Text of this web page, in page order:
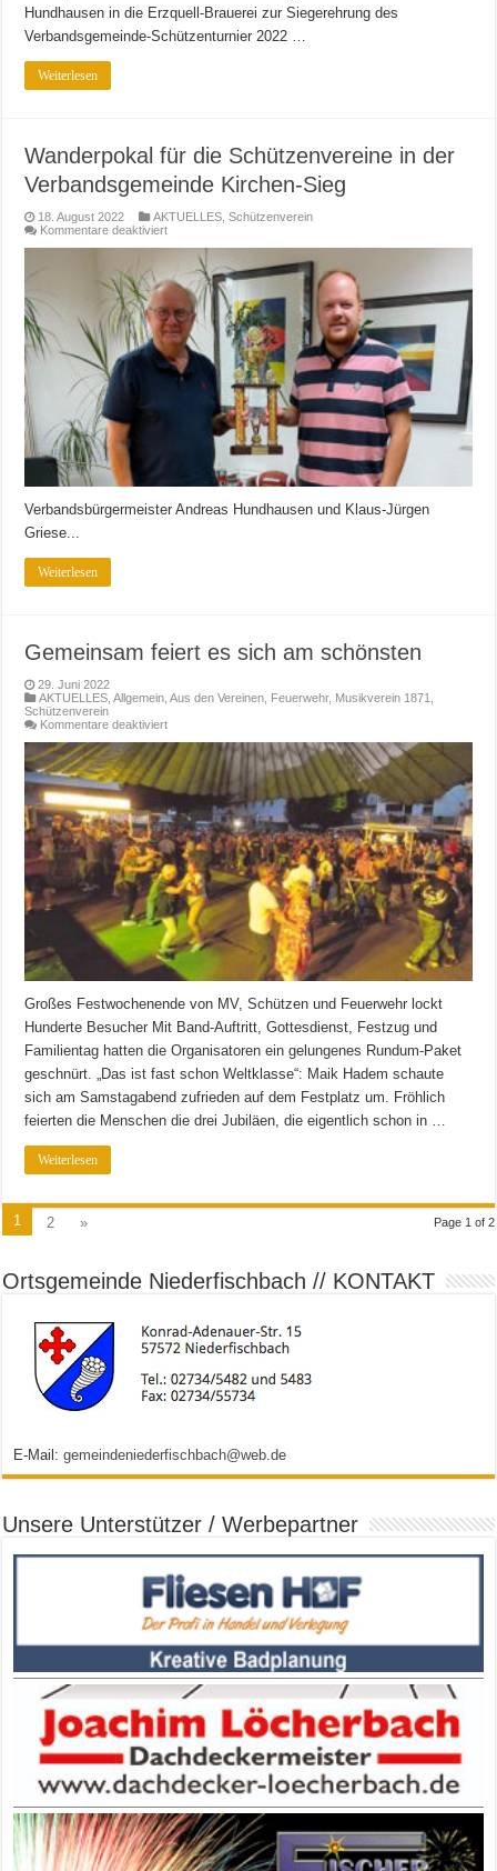
Hundhausen in die Erzquell-Brauerei zur Siegerehrung des
Verbandsgemeinde-Schützenturnier 2022 …
Weiterlesen
Wanderpokal für die Schützenvereine in der
Verbandsgemeinde Kirchen-Sieg
18. August 2022 AKTUELLES ,Schützenverein
Kommentare deaktiviertfür
Schützenvereine
in
der
Verbandsgemeinde
Kirchen-
Sieg
Verbandsbürgermeister Andreas Hundhausen und Klaus-Jürgen
Griese...
Weiterlesen
Gemeinsam feiert es sich am schönsten
29. Juni 2022
AKTUELLES ,Allgemein ,Aus den Vereinen Feuerwehr, Musikverein 1871
Schützenverein
Kommentare deaktiviertfür
feiert
es
am
schönsten
Großes Festwochenende von MV, Schützen und Feuerwehr lockt
Hunderte Besucher Mit Band-Auftritt, Gottesdienst, Festzug und
Familientag hatten die Organisatoren ein gelungenes Rundum-Paket
geschnürt. „Das ist fast schon Weltklasse“: Maik Hadem schaute
sich am Samstagabend zufrieden auf dem Festplatz um. Fröhlich
feierten die Menschen die drei Jubiläen, die eigentlich schon in …
Weiterlesen
Page 1 of 2
1 2 »
Ortsgemeinde Niederfischbach // KONTAKT
E-Mail:gemeindeniederfischbach@web.de
Unsere Unterstützer / Werbepartner